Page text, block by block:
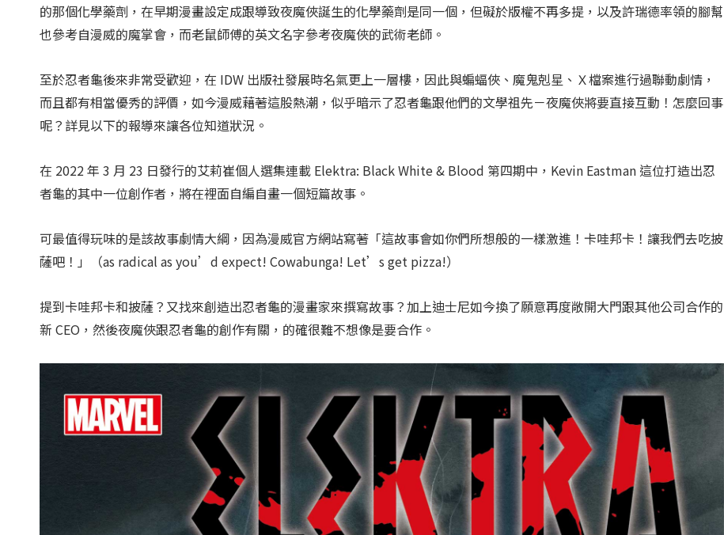
的那個化學藥劑，在早期漫畫設定成跟導致夜魔俠誕生的化學藥劑是同一個，但礙於版權不再多提，以及許瑞德率領的腳幫
也參考自漫威的魔掌會，而老鼠師傅的英文名字參考夜魔俠的武術老師。
至於忍者龜後來非常受歡迎，在 IDW 出版社發展時名氣更上一層樓，因此與蝙蝠俠、魔鬼剋星、Ｘ檔案進行過聯動劇情，
而且都有相當優秀的評價，如今漫威藉著這股熱潮，似乎暗示了忍者龜跟他們的文學祖先－夜魔俠將要直接互動！怎麼回事
呢？詳見以下的報導來讓各位知道狀況。
在 2022 年 3 月 23 日發行的艾莉崔個人選集連載 Elektra: Black White & Blood 第四期中，Kevin Eastman 這位打造出忍
者龜的其中一位創作者，將在裡面自編自畫一個短篇故事。
可最值得玩味的是該故事劇情大綱，因為漫威官方網站寫著「這故事會如你們所想般的一樣激進！卡哇邦卡！讓我們去吃披
薩吧！」（as radical as you’d expect! Cowabunga! Let’s get pizza!）
提到卡哇邦卡和披薩？又找來創造出忍者龜的漫畫家來撰寫故事？加上迪士尼如今換了願意再度敞開大門跟其他公司合作的
新 CEO，然後夜魔俠跟忍者龜的創作有關，的確很難不想像是要合作。